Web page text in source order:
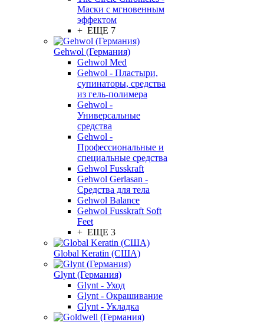
Маски с мгновенным
эффектом
+ ЕЩЕ 7
Gehwol (Германия)
Gehwol Med
Gehwol - Пластыри,
супинаторы, средства
из гель-полимера
Gehwol -
Универсальные
средства
Gehwol -
Профессиональные и
специальные средства
Gehwol Fusskraft
Gehwol Gerlasan -
Средства для тела
Gehwol Balance
Gehwol Fusskraft Soft
Feet
+ ЕЩЕ 3
Global Keratin (США)
Glynt (Германия)
Glynt - Уход
Glynt - Окрашивание
Glynt - Укладка